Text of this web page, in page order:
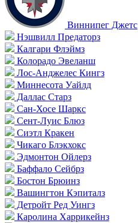
Виннипег Джетс
Нэшвилл Предаторз
Калгари Флэймз
Колорадо Эвеланш
Лос-Анджелес Кингз
Миннесота Уайлд
Даллас Старз
Сан-Хосе Шаркс
Сент-Луис Блюз
Сиэтл Кракен
Чикаго Блэкхокс
Эдмонтон Ойлерз
Баффало Сейбрз
Бостон Брюинз
Вашингтон Кэпиталз
Детройт Ред Уингз
Каролина Харрикейнз